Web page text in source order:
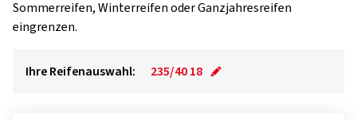
Sommerreifen, Winterreifen oder Ganzjahresreifen
eingrenzen.
Ihre Reifenauswahl: 235/40 18